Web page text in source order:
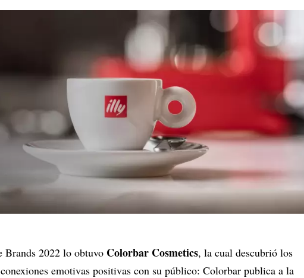
Brands 2022 lo obtuvo Colorbar Cosmetics, la cual descubrió los
emotivas positivas con su público: Colorbar publica a la